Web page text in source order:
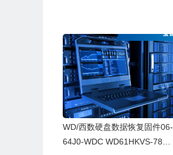
WD/西数硬盘数据恢复固件06-
64J0-WDC WD61HKVS-78AU